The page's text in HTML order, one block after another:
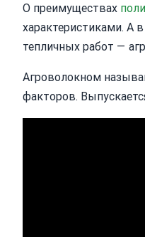
О преимуществах
характеристиками. А
тепличных работ —
Агроволокном
факторов.